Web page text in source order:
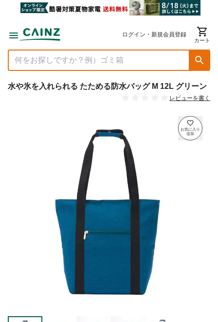
ログイン・新規会員登録
カート
水や氷を入れられる たためる防水バッグ M 12L グリーン
レビューを書く